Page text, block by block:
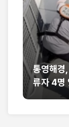
통영해경
류자 4명